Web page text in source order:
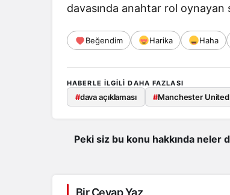
davasında anahtar rol oynayan
Beğendim Harika Haha
HABERLE ILGILI DAHA FAZLASI
#dava açıklaması #Manchester United
Peki siz bu konu hakkında neler